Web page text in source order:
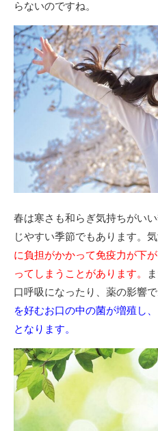
らないのですね。
春は寒さも和らぎ気持ちがい
じやすい季節でもあります。
に負担がかかって免疫力が下
ってしまうことがあります。
口呼吸になったり、薬の影響
を好むお口の中の菌が増殖し
となります。